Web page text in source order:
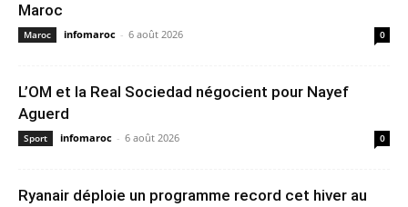
Maroc
Maroc infomaroc - 6 août 2026 0
L’OM et la Real Sociedad négocient pour Nayef
Aguerd
Sport infomaroc - 6 août 2026 0
Ryanair déploie un programme record cet hiver au